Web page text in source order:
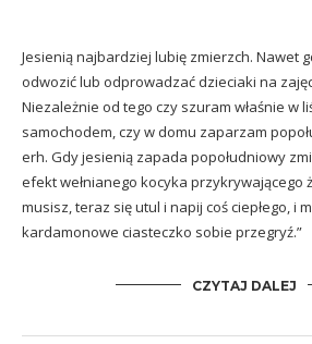
Jesienią najbardziej lubię zmierzch. Nawet
odwozić lub odprowadzać dzieciaki na
Niezależnie od tego czy szuram właśnie w
samochodem, czy w domu zaparzam
erh. Gdy jesienią zapada popołudniowy
efekt wełnianego kocyka przykrywającego
musisz, teraz się utul i napij coś ciepłego, i
kardamonowe ciasteczko sobie przegryź.”
CZYTAJ DALEJ